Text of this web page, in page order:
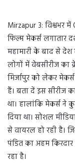
Mirzapur 3:
फिल्म मेकर्स लगातार
महामारी के बाद से
लोगों में वेबसीरीज का
मिर्जापुर को लेकर
हैं। बता दें इस सीरीज
था। हालांकि मेकर्स ने
दिया था। सोशल
से वायरल हो रही है।
पंडित का अहम
रहा है।